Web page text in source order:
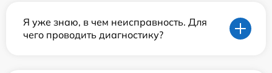
Я уже знаю, в чем неисправность. Для
чего проводить диагностику?